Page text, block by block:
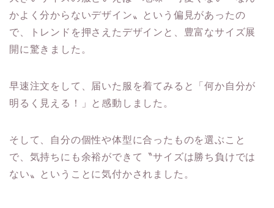
かよく分からないデザイン〟という偏見があったの
で、トレンドを押さえたデザインと、豊富なサイズ展
開に驚きました。
早速注文をして、届いた服を着てみると「何か自分が
明るく見える！」と感動しました。
そして、自分の個性や体型に合ったものを選ぶこと
で、気持ちにも余裕ができて〝サイズは勝ち負けでは
ない〟ということに気付かされました。